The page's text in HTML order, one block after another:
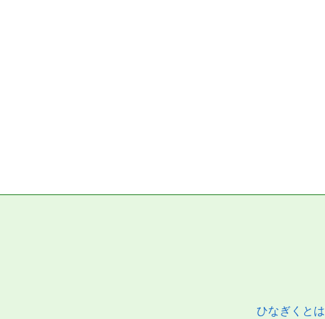
ひなぎくとは